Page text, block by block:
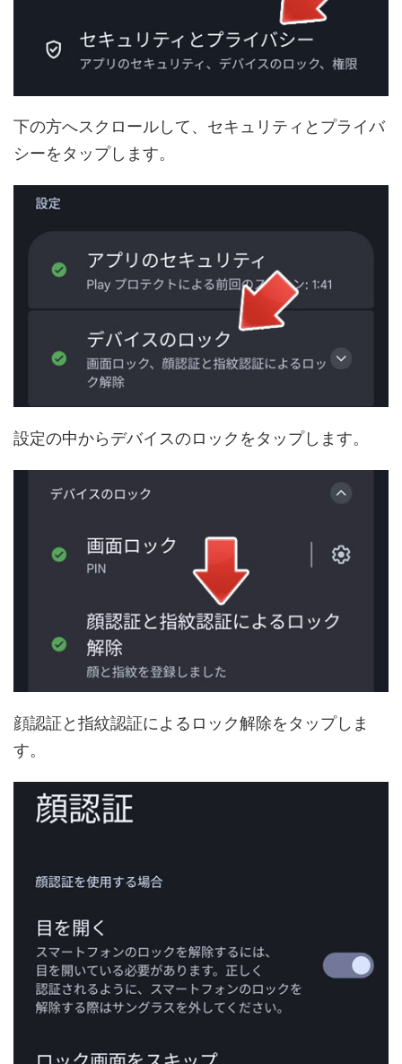
下の方へスクロールして、セキュリティとプライバ
シーをタップします。
設定の中からデバイスのロックをタップします。
顔認証と指紋認証によるロック解除をタップしま
す。